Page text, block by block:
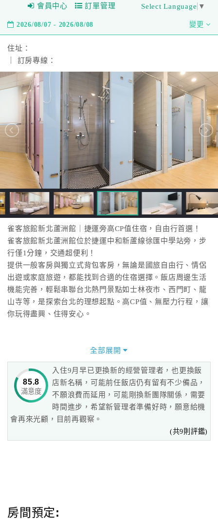
會員中心 訂單管理 Select Language ▼
2026/08/07 - 2026/08/08 變更
住址：
｜ 訂房專線：
雀客旅館新北蘆洲館｜捷運旁高CP值住宿，自由行首選！
雀客旅館新北蘆洲館位於捷運中和新蘆線徐匯中學站旁，步
行僅1分鐘，交通超便利！
提供一般客房與獨立式背包客房，無論是國旅自由行、情侶
出遊或家庭旅遊，都能找到合適的住宿選擇。飯店周邊生活
機能完善，輕鬆串聯台北熱門景點如士林夜市、西門町、龍
山寺等，是探索台北的理想起點。高CP值、無壓力行程，讓
你玩得盡興、住得安心。
全部展開
85.8
滿意度
入住9月早已更換新的經營管理者，也更換飯
店新名稱，可能前任飯店仍有留有不少備品，
不願浪費而延用，可能剛換新團隊關係，需要
時間進步，希望新管理者準備好時，願意給機
會再來光顧，目前再觀察。
(共9則評鑑)
房間預定: